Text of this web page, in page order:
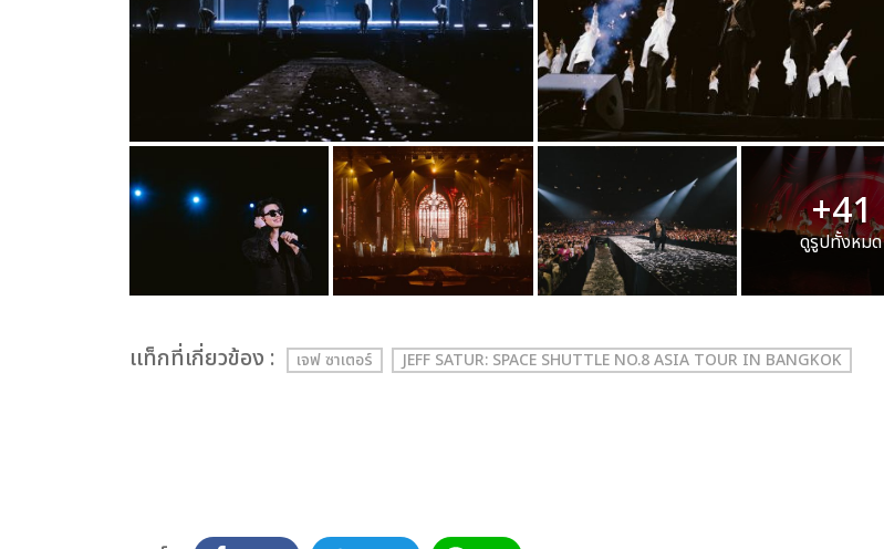
+41
ดูรูปทั้งหมด
เเท็กที่เกี่ยวข้อง : เจฟ ซาเตอร์ JEFF SATUR: SPACE SHUTTLE NO.8 ASIA TOUR IN BANGKOK